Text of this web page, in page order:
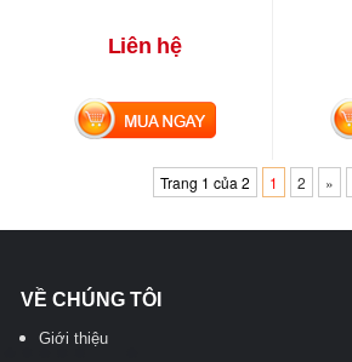
Liên hệ
MUA NGAY
Trang 1 của 2 1 2 »
VỀ CHÚNG TÔI
Giới thiệu